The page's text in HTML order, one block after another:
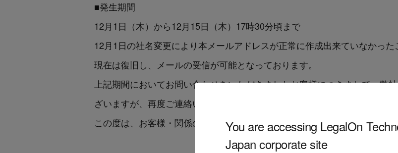
You are accessing LegalOn
Japan corporate site
■発生期間
12月1日（木）から12月15日（木）17時30分頃まで
12月1日の社名変更により本メールアドレスが正常に作成出来ていなかっ
現在は復旧し、メールの受信が可能となっております。
上記期間においてお問い合わせをいただきましたお客様につきまして、弊
ざいますが、再度ご連絡いただけますようお願い申し上げます。
この度は、お客様・関係の皆様にはご不便・ご迷惑をおかけしましたこと、